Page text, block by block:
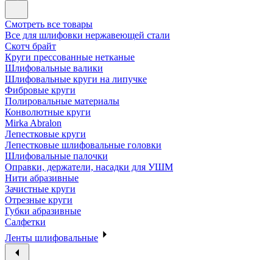
Смотреть все товары
Все для шлифовки нержавеющей стали
Скотч брайт
Круги прессованные нетканые
Шлифовальные валики
Шлифовальные круги на липучке
Фибровые круги
Полировальные материалы
Конволютные круги
Mirka Abralon
Лепестковые круги
Лепестковые шлифовальные головки
Шлифовальные палочки
Оправки, держатели, насадки для УШМ
Нити абразивные
Зачистные круги
Отрезные круги
Губки абразивные
Салфетки
Ленты шлифовальные